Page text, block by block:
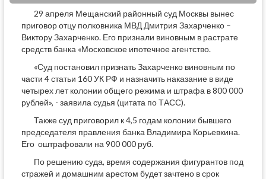
29 апреля Мещанский районный суд Москвы вынес
приговор отцу полковника МВД Дмитрия Захарченко –
Виктору Захарченко. Его признали виновным в растрате
средств банка «Московское ипотечное агентство.
«Суд постановил признать Захарченко виновным по
части 4 статьи 160 УК РФ и назначить наказание в виде
четырех лет колонии общего режима и штрафа в 800 000
рублей», - заявила судья (цитата по ТАСС).
Также суд приговорил к 4,5 годам колонии бывшего
председателя правления банка Владимира Корьевкина.
Его оштрафовали на 900 000 руб.
По решению суда, время содержания фигурантов под
стражей и домашним арестом будет зачтено в срок